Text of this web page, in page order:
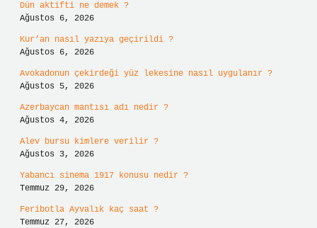
Dün aktifti ne demek ?
Ağustos 6, 2026
Kur’an nasıl yazıya geçirildi ?
Ağustos 6, 2026
Avokadonun çekirdeği yüz lekesine nasıl uygulanır ?
Ağustos 5, 2026
Azerbaycan mantısı adı nedir ?
Ağustos 4, 2026
Alev bursu kimlere verilir ?
Ağustos 3, 2026
Yabancı sinema 1917 konusu nedir ?
Temmuz 29, 2026
Feribotla Ayvalık kaç saat ?
Temmuz 27, 2026